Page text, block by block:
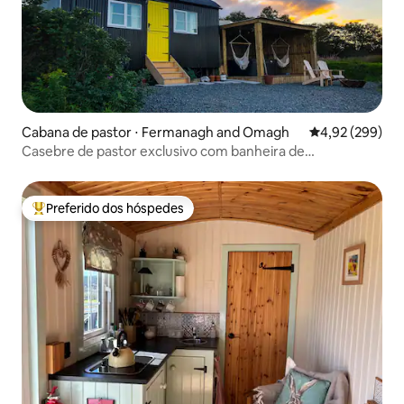
Cabana de pastor ⋅ Fermanagh and Omagh 4,92 de uma
4,92 (299)
Casebre de pastor exclusivo com banheira de
Entre os melhores preferidos dos hóspedes
Preferido dos hóspedes